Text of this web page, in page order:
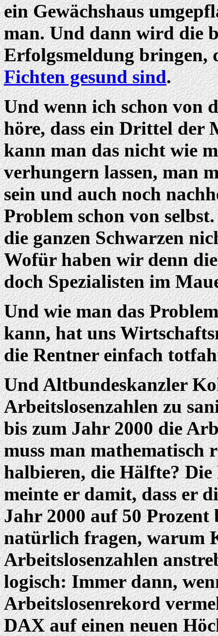
ein Gewächshaus
man. Und dann wird die
Erfolgsmeldung bringen,
Fichten gesund sind.
Und wenn ich schon von
höre, dass ein Drittel der
kann man das nicht wie
verhungern lassen, man
sein und auch noch
Problem schon von
die ganzen Schwarzen
Wofür haben wir denn
doch Spezialisten im
Und wie man das
kann, hat uns
die Rentner einfach
Und Altbundeskanzler
Arbeitslosenzahlen zu
bis zum Jahr 2000 die
muss man mathematisch
halbieren, die Hälfte?
meinte er damit, dass er
Jahr 2000 auf 50
natürlich fragen, warum
Arbeitslosenzahlen
logisch: Immer dann,
Arbeitslosenrekord
DAX auf einen neuen